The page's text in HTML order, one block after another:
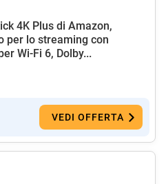
4K Plus di Amazon,
per lo streaming con
Wi-Fi 6, Dolby...
VEDI OFFERTA